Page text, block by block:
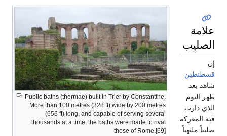
Public baths (thermae) built in Trier by Constantine.
More than 100 metres (328 ft) wide by 200 metres
(656 ft) long, and capable of serving several
thousands at a time, the baths were made to rival
those of Rome.[69]
علامة
الصليب
إن
قسطنطين
شاهد بعد
ظهر اليوم
الذي دارت
فيه المعركة
صليباً ملتهباً